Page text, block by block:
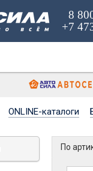
8
+7
ONLINE-каталоги
По